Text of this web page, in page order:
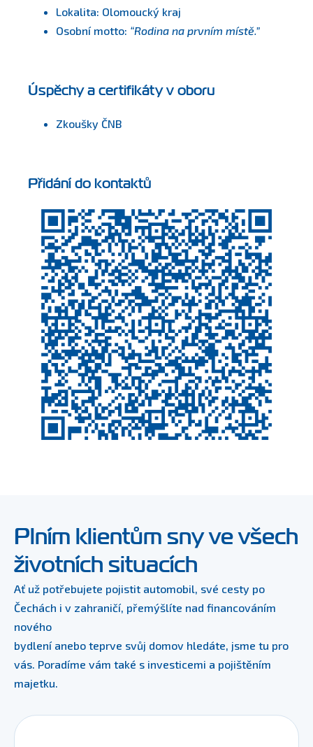
Lokalita: Olomoucký kraj
Osobní motto: “Rodina na prvním místě.”
Úspěchy a certifikáty v oboru
Zkoušky ČNB
Přidání do kontaktů
Plním klientům sny ve všech
životních situacích
Ať už potřebujete pojistit automobil, své cesty po
Čechách i v zahraničí, přemýšlíte nad financováním
nového
bydlení anebo teprve svůj domov hledáte, jsme tu pro
vás. Poradíme vám také s investicemi a pojištěním
majetku.